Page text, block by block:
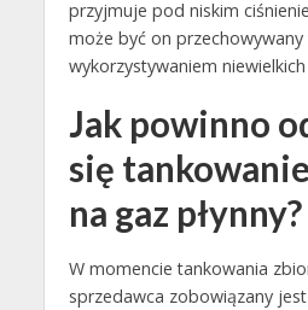
przyjmuje pod niskim
może być on przechowywany
wykorzystywaniem
Jak powinno
się
na gaz płynny?
W momencie tankowania
sprzedawca zobowiązany